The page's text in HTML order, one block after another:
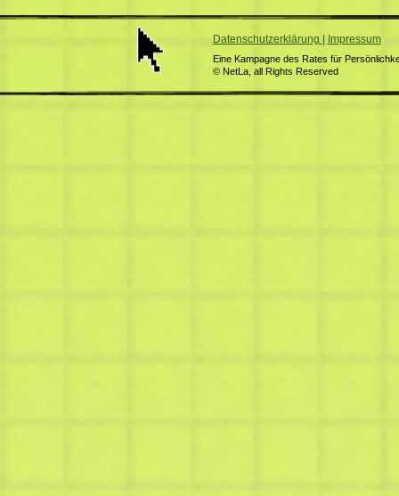
Datenschutzerklärung Impressum
Eine Kampagne des Rates für
© NetLa, all Rights Reserved